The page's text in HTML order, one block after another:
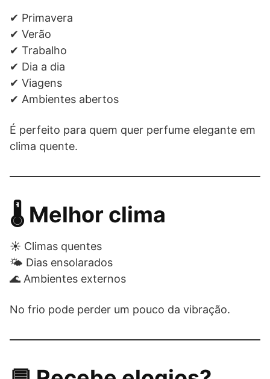
✔ Primavera
✔ Verão
✔ Trabalho
✔ Dia a dia
✔ Viagens
✔ Ambientes abertos
É perfeito para quem quer perfume elegante em
clima quente.
🌡 Melhor clima
☀️ Climas quentes
🌤 Dias ensolarados
🌊 Ambientes externos
No frio pode perder um pouco da vibração.